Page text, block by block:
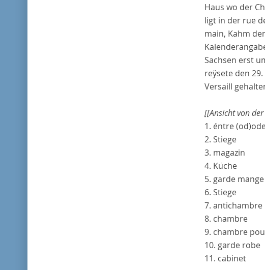
Haus wo der
ligt in der rue
main, Kahm
Sachsen erst
reÿsete den 29.
Versaill
[[Ansicht von
1. éntre(od)
2. Stiege
3. magazin
4. Küche
5. garde mange
6. Stiege
7. antichambre
8. chambre
9. chambre
10. garde robe
11. cabinet